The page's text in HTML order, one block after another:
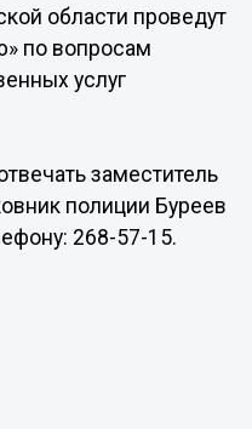
области проведут
по вопросам
услуг
заместитель
полиции Буреев
268-57-15.